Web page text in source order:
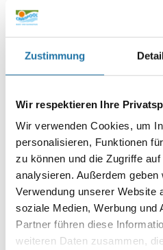
Zustimmung
Wir respektieren Ihre
Wir verwenden Cookies, um
personalisieren, Funktionen
zu können und die Zugriffe
analysieren. Außerdem
Verwendung unserer Website
soziale Medien, Werbung und
Partner führen diese
weiteren Daten zusammen,
von Cranpool gerne die Montage
In 7 kurzen YouTube-Videos
weitere Fragen zur Auswahl,
und geben Ihnen gerne wertvolle
Infoline:
AT: 0810 / 200 140
DE: 089 / 451 08 93